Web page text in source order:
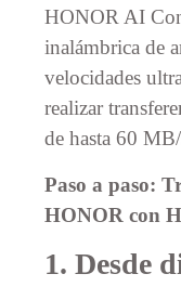
HONOR AI
inalámbrica de
velocidades
realizar
de hasta 60
Paso a paso:
HONOR con
1. Desde